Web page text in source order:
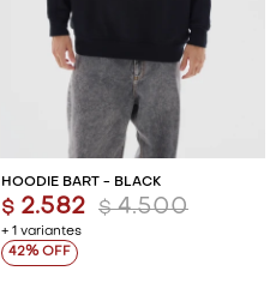
HOODIE BART - BLACK
+ 1 variantes
$ 2.582 $ 4.500
42